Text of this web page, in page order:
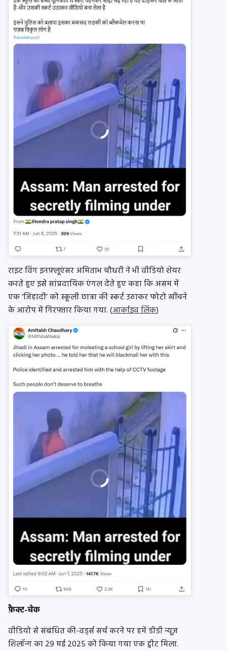
राइट विंग इनफ़्लूएंसर अमिताभ चौधरी ने भी वीडियो शेयर
करते हुए इसे सांप्रदायिक एंगल देते हुए कहा कि असम में
एक ‘जिहादी’ को स्कूली छात्रा की स्कर्ट उठाकर फोटो खींचने
के आरोप में गिरफ्तार किया गया. (आर्काइव लिंक)
फ़ैक्ट-चेक
वीडियो से संबंधित की-वर्ड्स सर्च करने पर हमें डीडी न्यूज़
शिलॉन्ग का 29 मई 2025 को किया गया एक ट्वीट मिला.